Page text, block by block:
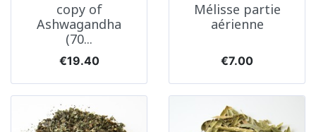
copy of
Ashwagandha
(70...
Price
€19.40
Mélisse partie
aérienne
Price
€7.00